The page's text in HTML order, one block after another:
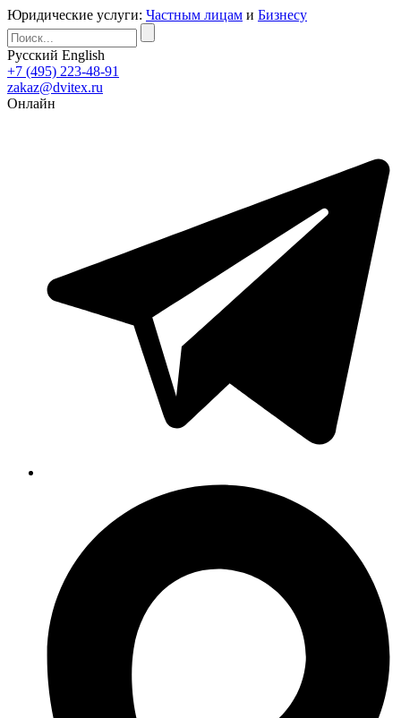
Юридические услуги: Частным лицам и Бизнесу
Русский English
+7 (495) 223-48-91
zakaz@dvitex.ru
Онлайн